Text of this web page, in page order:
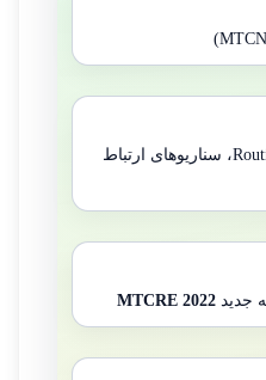
Routing، OSPF، Tunnel/VLAN، سناریوهای ارتباط
جدید MTCRE 2022